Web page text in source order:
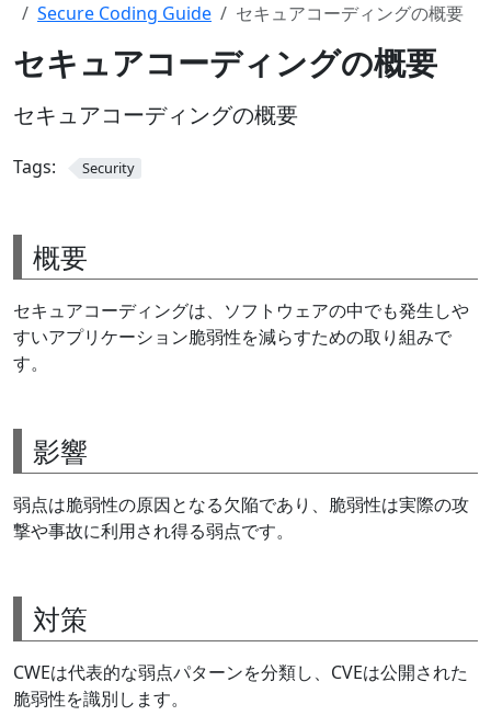
Secure Coding Guide
セキュアコーディングの概要
セキュアコーディングの概要
セキュアコーディングの概要
Tags: Security
概要
セキュアコーディングは、ソフトウェアの中でも発生しや
すいアプリケーション脆弱性を減らすための取り組みで
す。
影響
弱点は脆弱性の原因となる欠陥であり、脆弱性は実際の攻
撃や事故に利用され得る弱点です。
対策
CWEは代表的な弱点パターンを分類し、CVEは公開された
脆弱性を識別します。